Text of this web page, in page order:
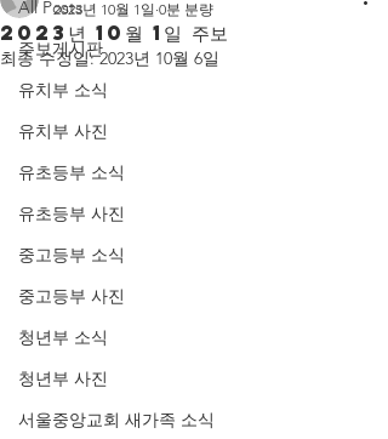
All Posts
주보게시판
유치부 소식
유치부 사진
유초등부 소식
유초등부 사진
중고등부 소식
중고등부 사진
청년부 소식
청년부 사진
서울중앙교회 새가족 소식
2023년 10월 1일 주보
2023년 10월 1일 0분 분량
최종 수정일:2023년 10월 6일